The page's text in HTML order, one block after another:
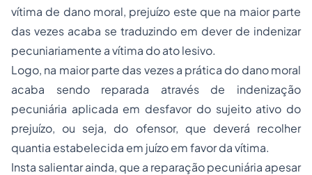
vítima de dano moral, prejuízo este que na maior parte
das vezes acaba se traduzindo em dever de indenizar
pecuniariamente a vítima do ato lesivo.
Logo, na maior parte das vezes a prática do dano moral
acaba sendo reparada através de indenização
pecuniária aplicada em desfavor do sujeito ativo do
prejuízo, ou seja, do ofensor, que deverá recolher
quantia estabelecida em juízo em favor da vítima.
Insta salientar ainda, que a reparação pecuniária apesar